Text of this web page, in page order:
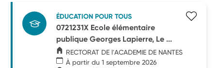
ÉDUCATION POUR TOUS
0721231X Ecole élémentaire
publique Georges Lapierre, Le ...
RECTORAT DE l'ACADEMIE DE NANTES
À partir du 1 septembre 2026